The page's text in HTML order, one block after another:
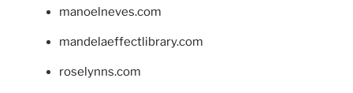
manoelneves.com
mandelaeffectlibrary.com
roselynns.com